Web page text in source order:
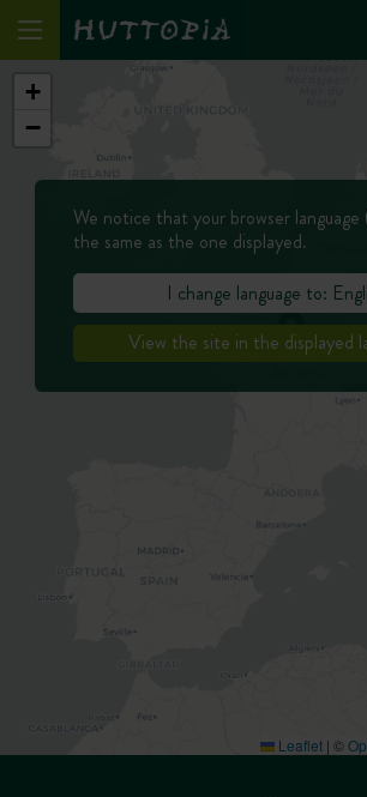
+
−
Leaflet | ©
We notice that your browser
the same as the one displayed.
I change language to:
View the site in the displayed